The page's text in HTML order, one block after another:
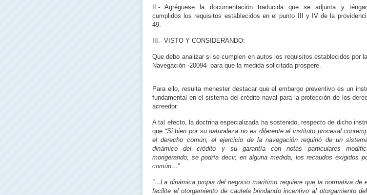
II.- Agréguese la documentación traducida que se adjunta y
cumplidos los requisitos establecidos en el punto III y IV de la
49.
III.- VISTO Y CONSIDERANDO:
Que debo analizar si se cumplen en autos los requisitos establecidos por
Navegación -20094- para que la medida solicitada prospere.
Para ello, resulta menester destacar que el embargo preventivo es un
fundamental en el sistema del crédito naval para la protección de los
acreedor.
A tal efecto, la doctrina especializada ha sostenido, respecto de dicho
que “Si bien por su naturaleza no es diferente al instituto procesal
el derecho común, el ejercicio de la navegación requirió de un
dinámico del crédito y su garantía con notas particulares
morigerando, se podría decir, en alguna medida, los recaudos exigidos
común…”.
“…La dinámica propia del negocio marítimo requiere que la normativa de
facilite el otorgamiento de cautela brindando incentivo al otorgamiento